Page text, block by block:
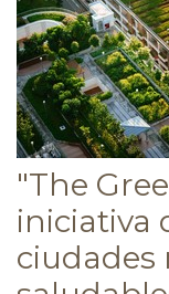
"The
iniciativa
ciudades